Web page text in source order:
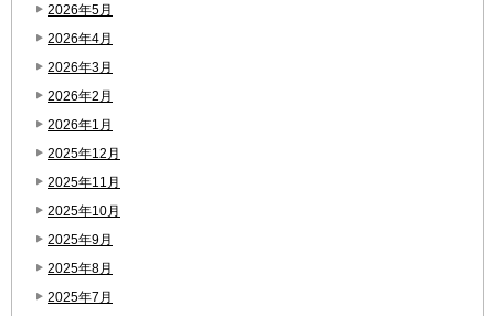
2026年5月
2026年4月
2026年3月
2026年2月
2026年1月
2025年12月
2025年11月
2025年10月
2025年9月
2025年8月
2025年7月